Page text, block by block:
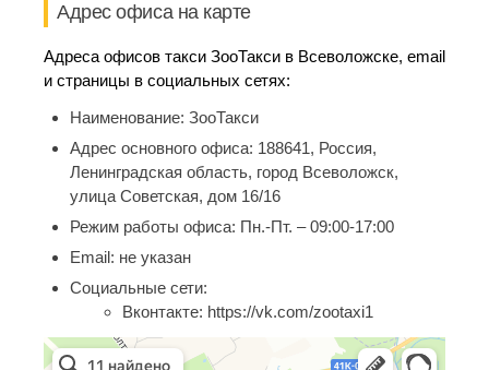
Адрес офиса на карте
Адреса офисов такси ЗооТакси в Всеволожске, email
и страницы в социальных сетях:
Наименование: ЗооТакси
Адрес основного офиса: 188641, Россия,
Ленинградская область, город Всеволожск,
улица Советская, дом 16/16
Режим работы офиса: Пн.-Пт. – 09:00-17:00
Email: не указан
Социальные сети:
Вконтакте: https://vk.com/zootaxi1